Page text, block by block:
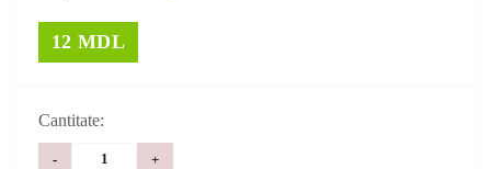
12 MDL
Cantitate:
- +